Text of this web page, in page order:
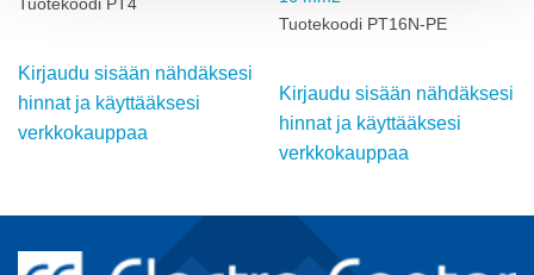
Tuotekoodi PT4
Kirjaudu sisään nähdäksesi
hinnat ja käyttääksesi
verkkokauppaa
Tuotekoodi PT16N-PE
Kirjaudu sisään nähdäksesi
hinnat ja käyttääksesi
verkkokauppaa